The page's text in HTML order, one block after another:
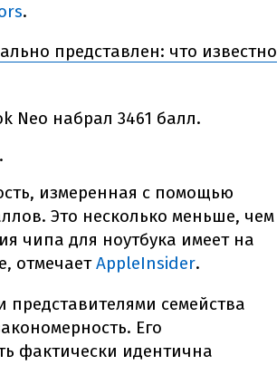
.
представлен: что известно
Neo набрал 3461 балл.
измеренная с помощью
Это несколько меньше, чем
чипа для ноутбука имеет на
отмечаетAppleInsider.
представителями семейства
Его
фактически идентична